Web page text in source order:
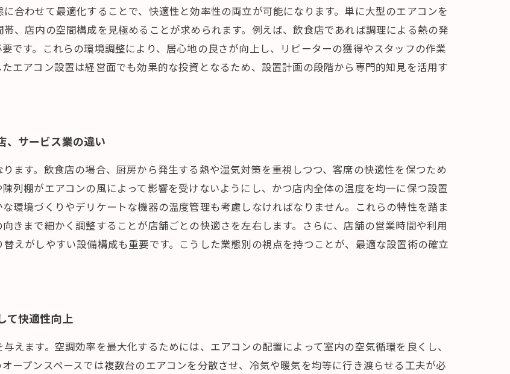
合わせて最適化することで、快適性と効率性の両立が可能になります。単に大型のエアコンを
、店内の空間構成を見極めることが求められます。例えば、飲食店であれば調理による熱の発
です。これらの環境調整により、居心地の良さが向上し、リピーターの獲得やスタッフの作業
エアコン設置は経営面でも効果的な投資となるため、設置計画の段階から専門的知見を活用す
、サービス業の違い
ます。飲食店の場合、厨房から発生する熱や湿気対策を重視しつつ、客席の快適性を保つため
列棚がエアコンの風によって影響を受けないようにし、かつ店内全体の温度を均一に保つ設置
環境づくりやデリケートな機器の温度管理も考慮しなければなりません。これらの特性を踏ま
きまで細かく調整することが店舗ごとの快適さを左右します。さらに、店舗の営業時間や利用
えがしやすい設備構成も重要です。こうした業態別の視点を持つことが、最適な設置術の確立
て快適性向上
えます。空調効率を最大化するためには、エアコンの配置によって室内の空気循環を良くし、
ープンスペースでは複数台のエアコンを分散させ、冷気や暖気を均等に行き渡らせる工夫が必